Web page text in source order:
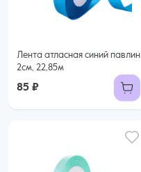
Лента атласная синий павлин
2см, 22,85м
85 ₽